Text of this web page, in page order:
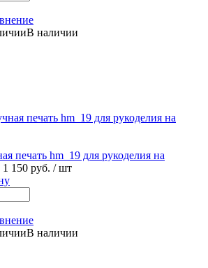
В наличии
печать hm_19 для рукоделия на
1 150 руб. / шт
В наличии